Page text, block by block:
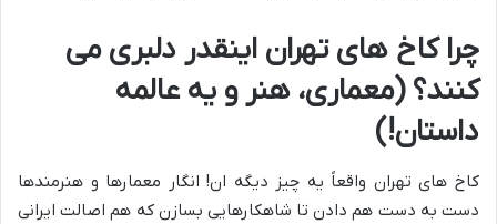
چرا کاخ های تهران اینقدر دلبری می
کنند؟ (معماری، هنر و یه عالمه
داستان!)
کاخ های تهران واقعاً یه چیز دیگه ان! انگار معمارها و هنرمندها
دست به دست هم دادن تا شاهکارهایی بسازن که هم اصالت ایرانی